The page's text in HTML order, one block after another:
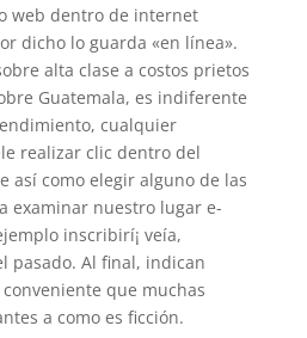
web dentro de internet
dicho lo guarda «en línea».
alta clase a costos prietos
Guatemala, es indiferente
cualquier
realizar clic dentro del
así­ como elegir alguno de las
examinar nuestro lugar e-
inscribirí¡ veía,
pasado. Al final, indican
que muchas
a como es ficción.